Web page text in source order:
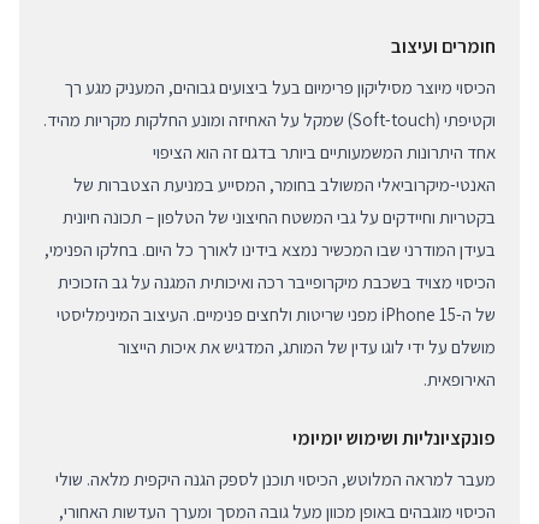
חומרים ועיצוב
הכיסוי מיוצר מסיליקון פרימיום בעל ביצועים גבוהים, המעניק מגע רך
וקטיפתי (Soft-touch) שמקל על האחיזה ומונע החלקות מקריות מהיד.
אחד היתרונות המשמעותיים ביותר בדגם זה הוא הציפוי
האנטי-מיקרוביאלי המשולב בחומר, המסייע במניעת הצטברות של
בקטריות וחיידקים על גבי המשטח החיצוני של הטלפון – תכונה חיונית
בעידן המודרני שבו המכשיר נמצא בידינו לאורך כל היום. בחלקו הפנימי,
הכיסוי מצויד בשכבת מיקרופייבר רכה ואיכותית המגנה על גב הזכוכית
של ה-iPhone 15 מפני שריטות ולחצים פנימיים. העיצוב המינימליסטי
מושלם על ידי לוגו עדין של המותג, המדגיש את איכות הייצור
האירופאית.
פונקציונליות ושימוש יומיומי
מעבר למראה המלוטש, הכיסוי תוכנן לספק הגנה היקפית מלאה. שולי
הכיסוי מוגבהים באופן מכוון מעל גובה המסך ומערך העדשות האחורי,